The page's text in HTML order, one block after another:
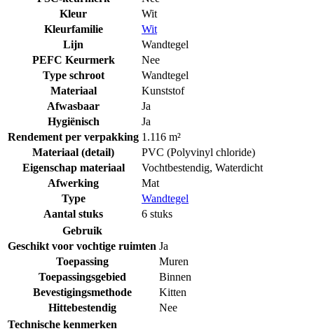
Kleur
Wit
Kleurfamilie
Wit
Lijn
Wandtegel
PEFC Keurmerk
Nee
Type schroot
Wandtegel
Materiaal
Kunststof
Afwasbaar
Ja
Hygiënisch
Ja
Rendement per verpakking 1.116 m²
Materiaal (detail)
PVC (Polyvinyl chloride)
Eigenschap materiaal
Vochtbestendig, Waterdicht
Afwerking
Mat
Type
Wandtegel
Aantal stuks
6 stuks
Gebruik
Geschikt voor vochtige ruimten Ja
Toepassing
Muren
Toepassingsgebied
Binnen
Bevestigingsmethode
Kitten
Hittebestendig
Nee
Technische kenmerken